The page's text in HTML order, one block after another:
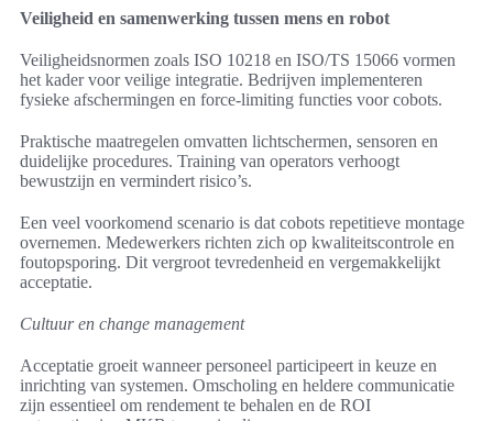
Veiligheid en samenwerking tussen mens en robot
Veiligheidsnormen zoals ISO 10218 en ISO/TS 15066 vormen
het kader voor veilige integratie. Bedrijven implementeren
fysieke afschermingen en force-limiting functies voor cobots.
Praktische maatregelen omvatten lichtschermen, sensoren en
duidelijke procedures. Training van operators verhoogt
bewustzijn en vermindert risico’s.
Een veel voorkomend scenario is dat cobots repetitieve montage
overnemen. Medewerkers richten zich op kwaliteitscontrole en
foutopsporing. Dit vergroot tevredenheid en vergemakkelijkt
acceptatie.
Cultuur en change management
Acceptatie groeit wanneer personeel participeert in keuze en
inrichting van systemen. Omscholing en heldere communicatie
zijn essentieel om rendement te behalen en de ROI